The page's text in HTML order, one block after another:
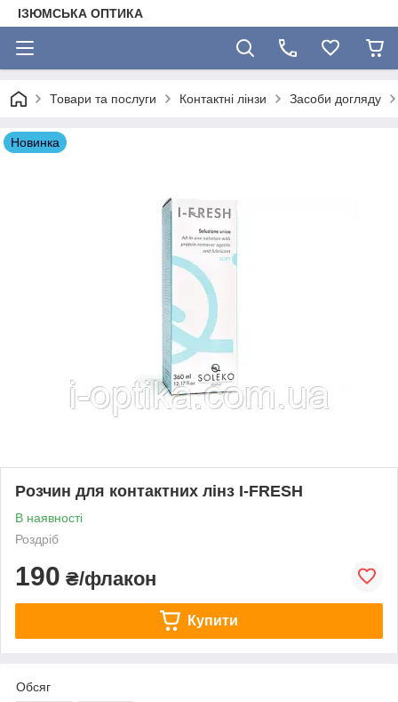
ІЗЮМСЬКА ОПТИКА
Товари та послуги Контактні лінзи Засоби догляду
Новинка
Розчин для контактних лінз I-FRESH
В наявності
Роздріб
190 ₴/флакон
Купити
Обсяг